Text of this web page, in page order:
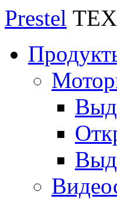
Prestel